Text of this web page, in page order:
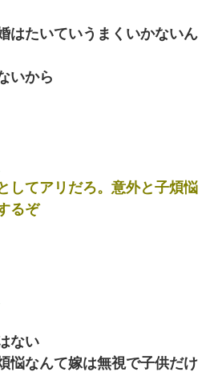
はたいていうまくいかないん
いから
してアリだろ。意外と子煩悩
るぞ
ない
悩なんて嫁は無視で子供だけ